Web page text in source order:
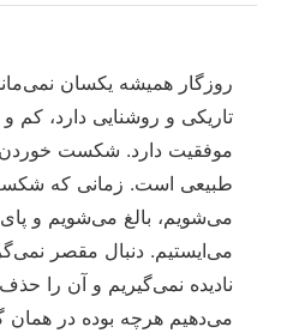
روزگار همیشه یکسان
تاریکی و روشنایی دارد،
موفقیت دارد. شکست خوردن
طبیعی است. زمانی که
می‌شویم، بالغ می‌شویم و پای
می‌ایستیم. دنبال مقصر
نادیده نمی‌گیریم و آن را
می‌دهیم هرچه بوده در همان